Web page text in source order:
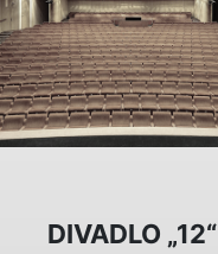
DIVADLO „12“